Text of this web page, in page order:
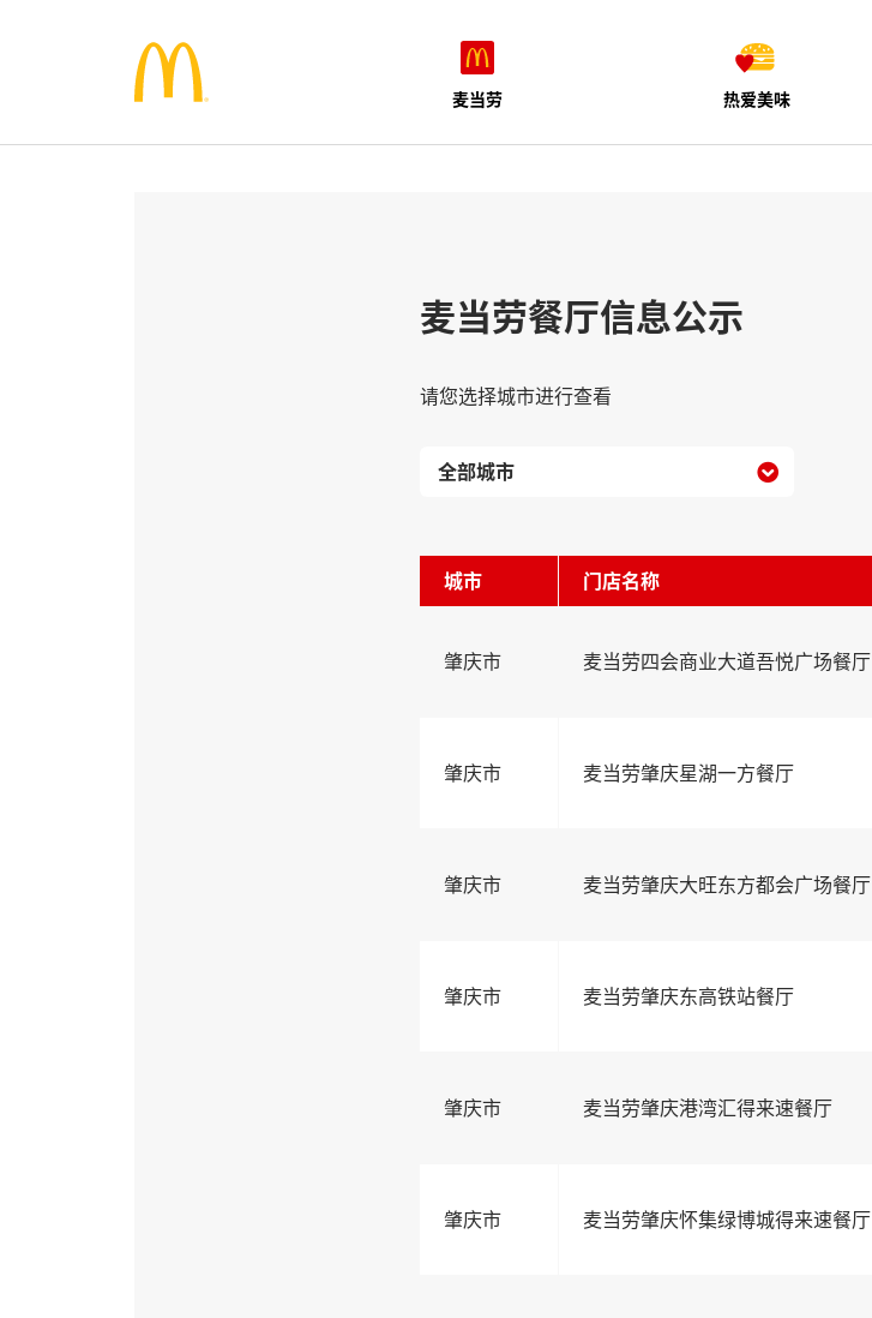
麦当劳 热爱美味
麦当劳餐厅信息公示
请您选择城市进行查看

城市 门店名称
肇庆市 麦当劳四会商业大道吾悦广场餐厅
肇庆市 麦当劳肇庆星湖一方餐厅
肇庆市 麦当劳肇庆大旺东方都会广场餐厅
肇庆市 麦当劳肇庆东高铁站餐厅
肇庆市 麦当劳肇庆港湾汇得来速餐厅
肇庆市 麦当劳肇庆怀集绿博城得来速餐厅